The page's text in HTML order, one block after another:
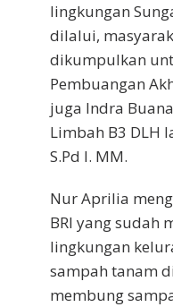
lingkungan
dilalui,
dikumpulkan
Pembuangan
juga Indra
Limbah B3 DLH
S.Pd I. MM.
Nur Aprilia
BRI yang sudah
lingkungan
sampah tanam
membung